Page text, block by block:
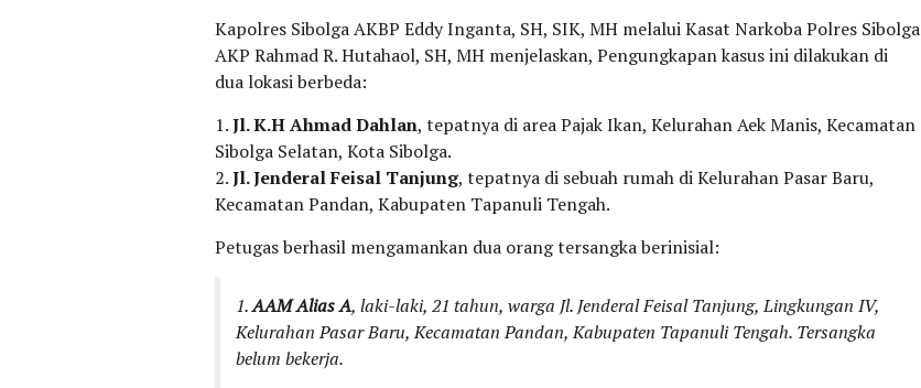
Kapolres Sibolga AKBP Eddy Inganta, SH, SIK, MH melalui Kasat Narkoba Polres Sibolga
AKP Rahmad R. Hutahaol, SH, MH menjelaskan, Pengungkapan kasus ini dilakukan di
dua lokasi berbeda:
1.Jl. K.H Ahmad Dahlan, tepatnya di area Pajak Ikan, Kelurahan Aek Manis, Kecamatan
Sibolga Selatan, Kota Sibolga.
2.Jl. Jenderal Feisal Tanjung, tepatnya di sebuah rumah di Kelurahan Pasar Baru,
Kecamatan Pandan, Kabupaten Tapanuli Tengah.
Petugas berhasil mengamankan dua orang tersangka berinisial:
1.AAM Alias A, laki-laki, 21 tahun, warga Jl. Jenderal Feisal Tanjung, Lingkungan IV,
Kelurahan Pasar Baru, Kecamatan Pandan, Kabupaten Tapanuli Tengah. Tersangka
belum bekerja.